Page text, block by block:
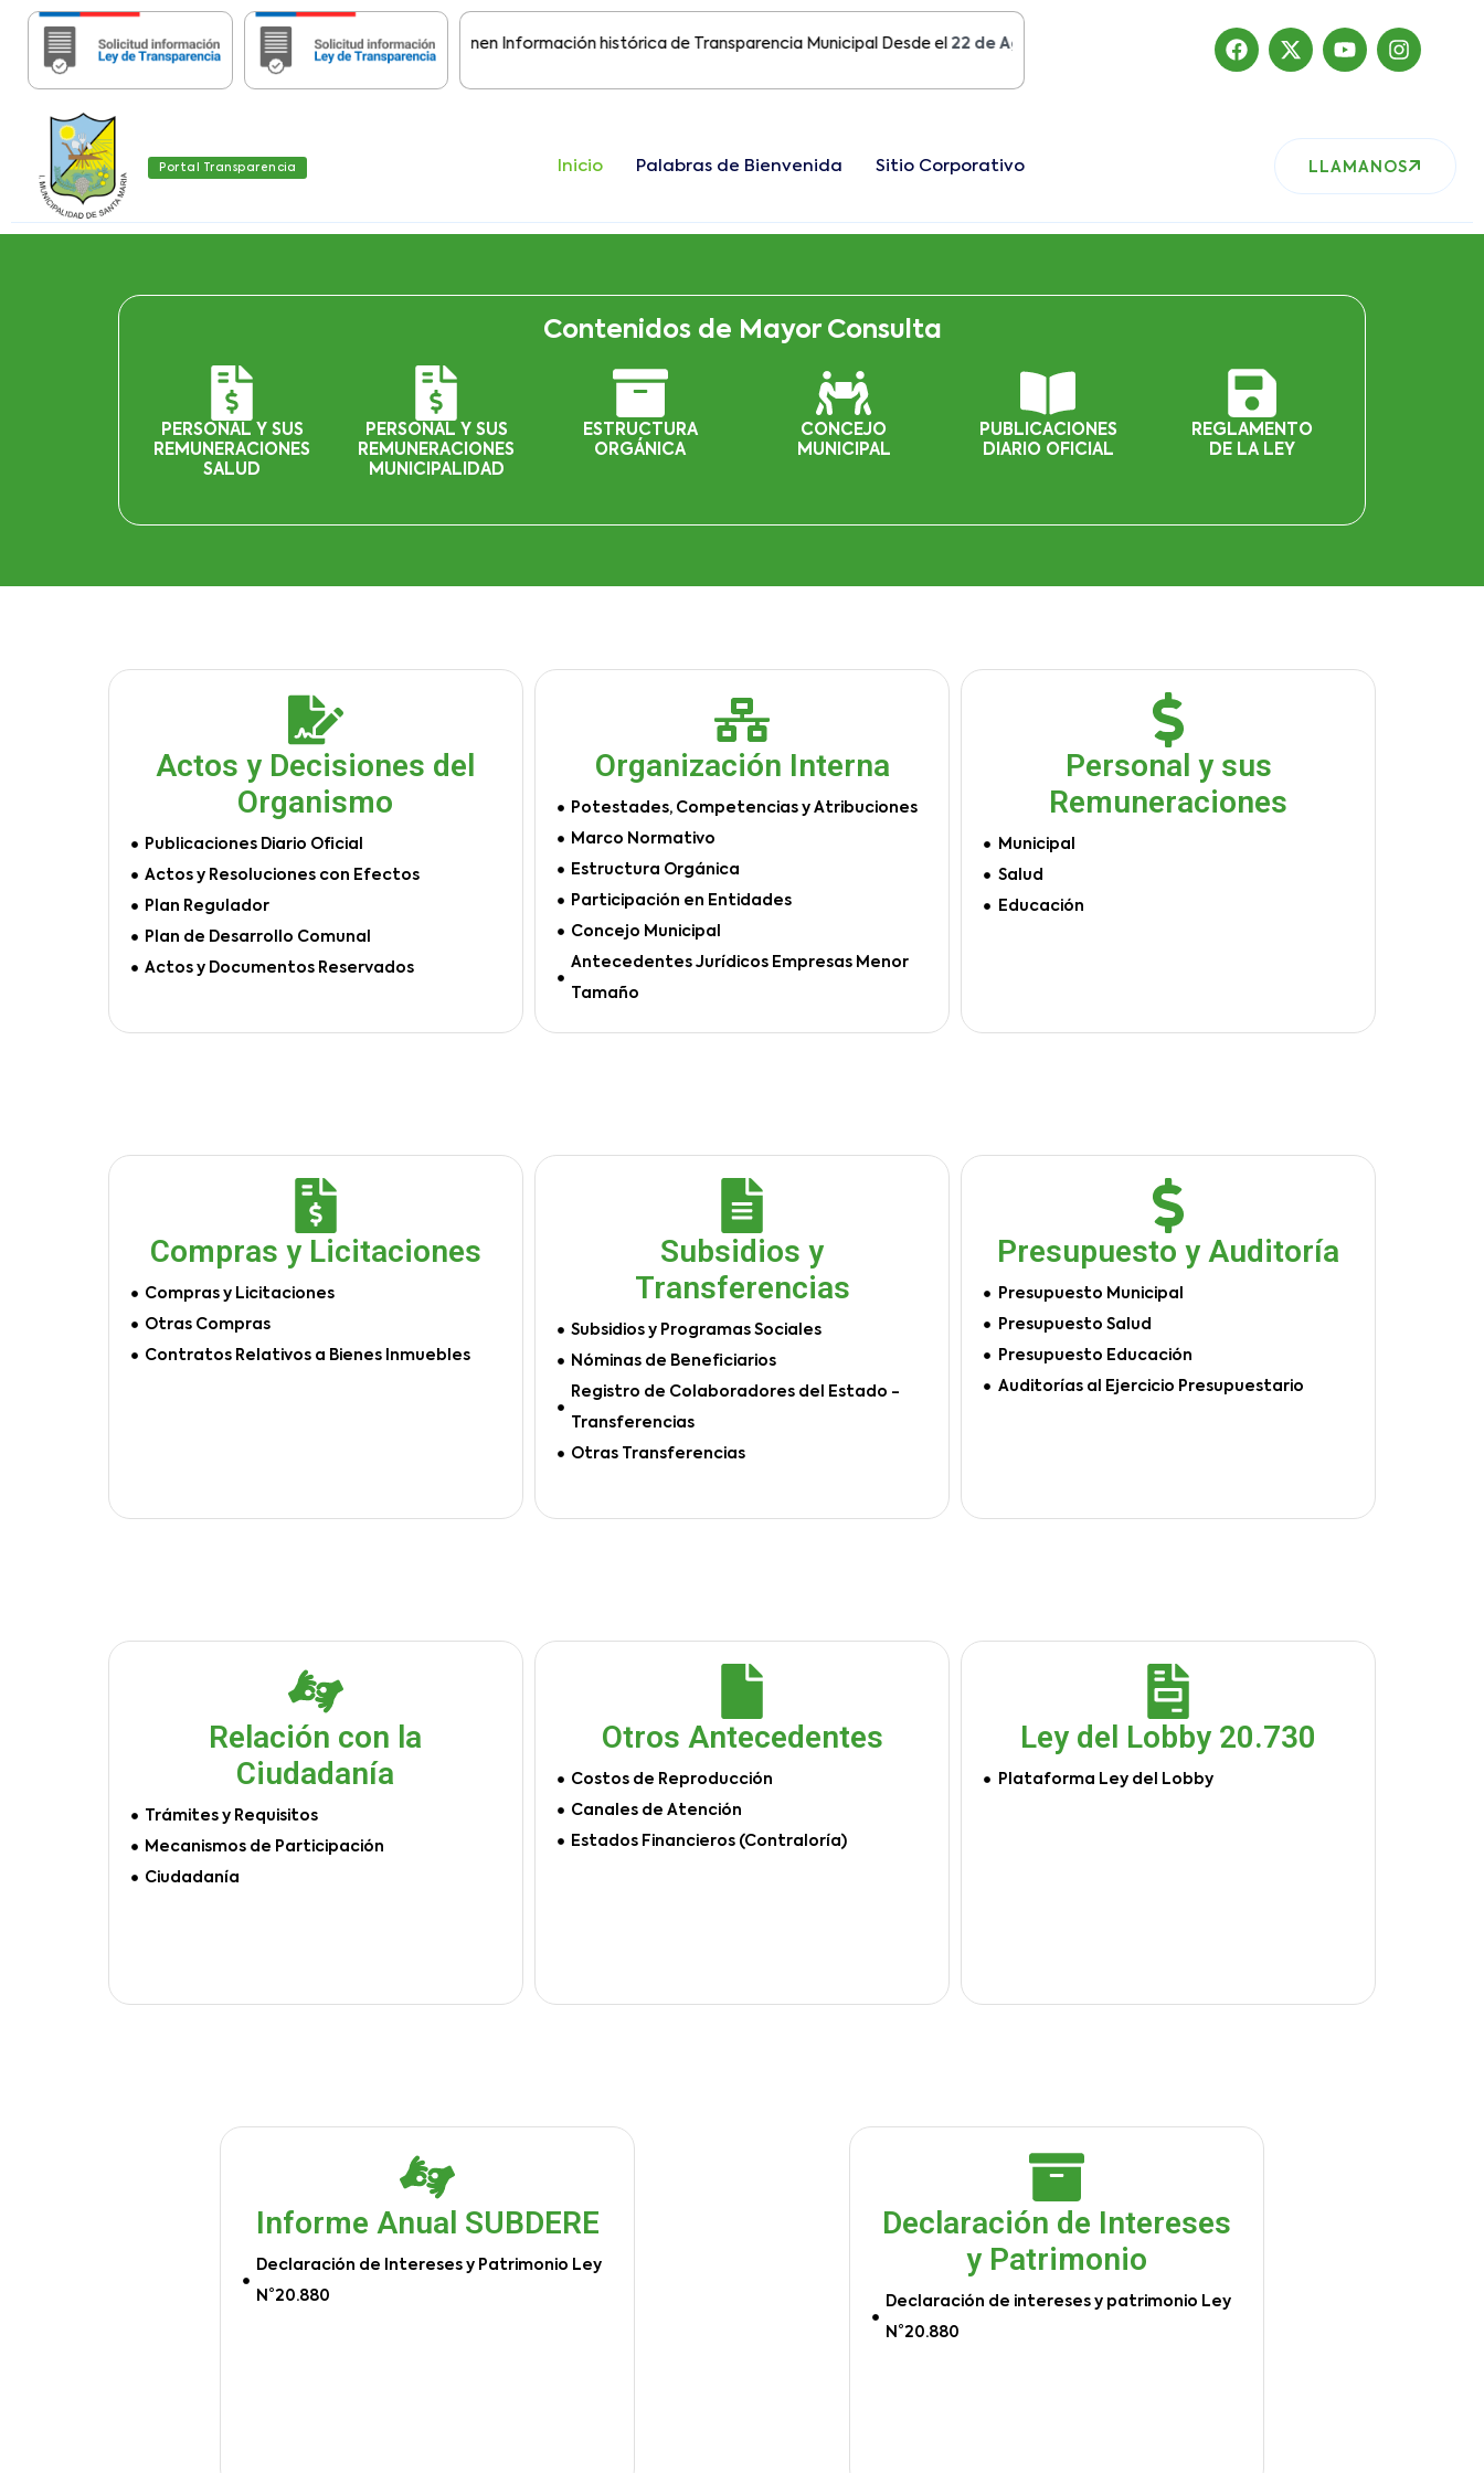
Importante: Estas páginas contienen Información histórica de Transparencia Municipal Desde el22 de Agosto del 2019 , nuestro sitio ha migrado
Portal Transparencia Inicio Palabras de Bienvenida Sitio Corporativo LLAMANOS
Contenidos de Mayor Consulta
PERSONAL Y SUS
REMUNERACIONES
SALUD
PERSONAL Y SUS
REMUNERACIONES
MUNICIPALIDAD
ESTRUCTURA
ORGÁNICA
CONCEJO
MUNICIPAL
PUBLICACIONES
DIARIO OFICIAL
REGLAMENTO
DE LA LEY
Actos y Decisiones del
Organismo
Publicaciones Diario Oficial
Actos y Resoluciones con Efectos
Plan Regulador
Plan de Desarrollo Comunal
Actos y Documentos Reservados
Organización Interna
Potestades, Competencias y Atribuciones
Marco Normativo
Estructura Orgánica
Participación en Entidades
Concejo Municipal
Antecedentes Jurídicos Empresas Menor
Tamaño
Personal y sus
Remuneraciones
Municipal
Salud
Educación
Compras y Licitaciones
Compras y Licitaciones
Otras Compras
Contratos Relativos a Bienes Inmuebles
Subsidios y
Transferencias
Subsidios y Programas Sociales
Nóminas de Beneficiarios
Registro de Colaboradores del Estado -
Transferencias
Otras Transferencias
Presupuesto y Auditoría
Presupuesto Municipal
Presupuesto Salud
Presupuesto Educación
Auditorías al Ejercicio Presupuestario
Relación con la
Ciudadanía
Trámites y Requisitos
Mecanismos de Participación
Ciudadanía
Otros Antecedentes
Costos de Reproducción
Canales de Atención
Estados Financieros (Contraloría)
Ley del Lobby 20.730
Plataforma Ley del Lobby
Informe Anual SUBDERE
Declaración de Intereses y Patrimonio Ley
N°20.880
Declaración de Intereses
y Patrimonio
Declaración de intereses y patrimonio Ley
N°20.880